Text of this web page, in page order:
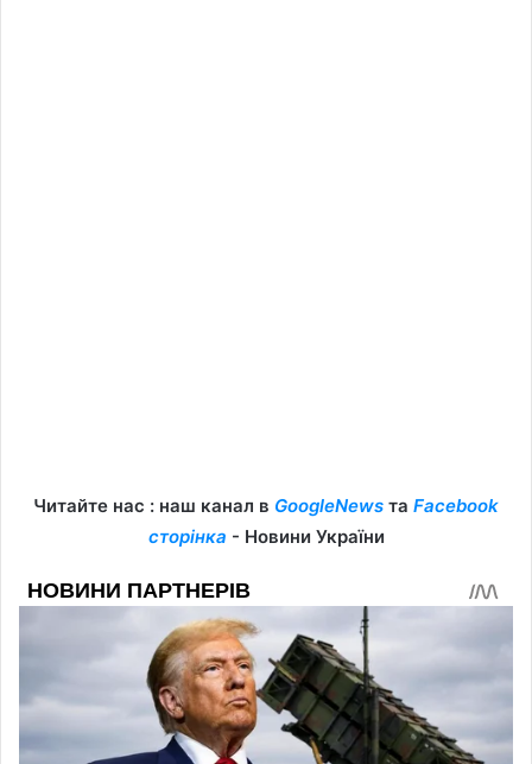
Читайте нас : наш канал в GoogleNews та Facebook
сторінка - Новини України